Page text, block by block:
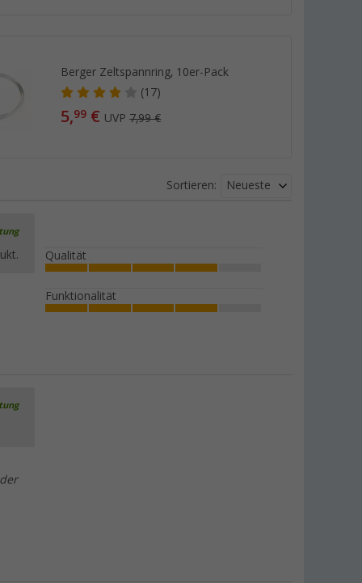
Berger Zeltspannring, 10er-Pack
(17)
5,99 € UVP7,99 €
Sortieren: Neueste
Qualität
Funktionalität